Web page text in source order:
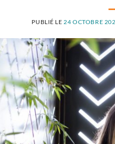
PUBLIÉ LE 24 OCTOBRE